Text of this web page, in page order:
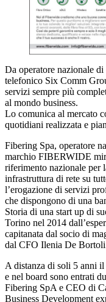
Da operatore nazionale di
telefonico Six Comm
servizi sempre più
al mondo business.
Lo comunica al mercato
quotidiani realizzata e
Fibering Spa, operatore
marchio FIBERWIDE
riferimento nazionale per
infrastruttura di rete su
l’erogazione di servizi
che dispongono di una
Storia di una start up di
Torino nel 2014
capitanata dal socio di
dal CFO Ilenia De
A distanza di soli 5 anni
e nel board sono entrati
Fibering SpA e CEO di
Business Development